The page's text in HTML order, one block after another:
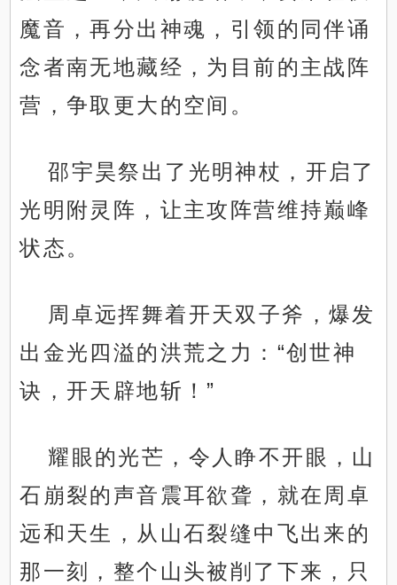
魔音，再分出神魂，引领的同伴诵
念者南无地藏经，为目前的主战阵
营，争取更大的空间。
邵宇昊祭出了光明神杖，开启了
光明附灵阵，让主攻阵营维持巅峰
状态。
周卓远挥舞着开天双子斧，爆发
出金光四溢的洪荒之力：“创世神
诀，开天辟地斩！”
耀眼的光芒，令人睁不开眼，山
石崩裂的声音震耳欲聋，就在周卓
远和天生，从山石裂缝中飞出来的
那一刻，整个山头被削了下来，只